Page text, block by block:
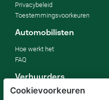
Cookievoorkeuren
Privacybeleid
Toestemmingsvoorkeuren
Automobilisten
Hoe werkt het
FAQ
Verhuurders
Mijn parkeerplaats verhuren